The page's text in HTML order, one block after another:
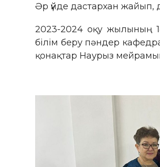
Әр үйде дастархан жайып,
2023-2024 оқу жылының
білім беру пәндер
қонақтар Наурыз